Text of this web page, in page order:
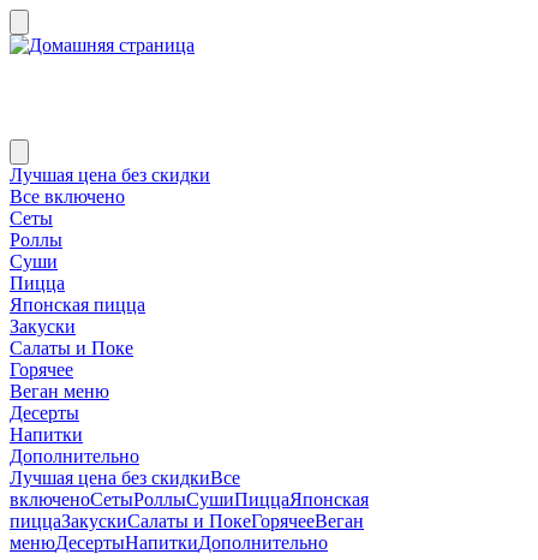
Лучшая цена без скидки
Все включено
Сеты
Роллы
Суши
Пицца
Японская пицца
Закуски
Салаты и Поке
Горячее
Веган меню
Десерты
Напитки
Дополнительно
Лучшая цена без скидкиВсе
включеноСетыРоллыСушиПиццаЯпонская
пиццаЗакускиСалаты и ПокеГорячееВеган
менюДесертыНапиткиДополнительно